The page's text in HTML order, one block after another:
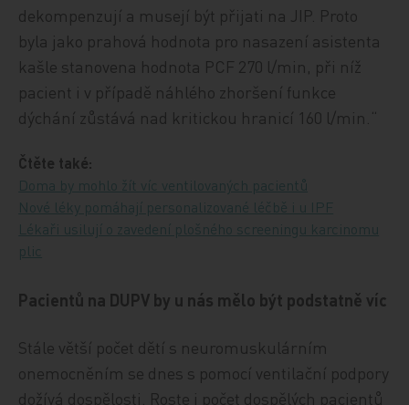
dekompenzují a musejí být přijati na JIP. Proto
byla jako prahová hodnota pro nasazení asistenta
kašle stanovena hodnota PCF 270 l/min, při níž
pacient i v případě náhlého zhoršení funkce
dýchání zůstává nad kritickou hranicí 160 l/min.“
Čtěte také:
Doma by mohlo žít víc ventilovaných pacientů
Nové léky pomáhají personalizované léčbě i u IPF
Lékaři usilují o zavedení plošného screeningu karcinomu
plic
Pacientů na DUPV by u nás mělo být podstatně víc
Stále větší počet dětí s neuromuskulárním
onemocněním se dnes s pomocí ventilační podpory
dožívá dospělosti. Roste i počet dospělých pacientů